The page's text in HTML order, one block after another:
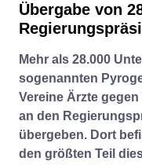
Übergabe von
Mehr als 28.000
sogenannten
Vereine Ärzte
an den
übergeben. Dort
den größten Teil